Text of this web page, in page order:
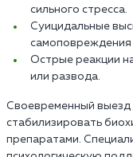
сильного стресса.
Суицидальные
самоповреждения
Острые реакции
или развода.
Своевременный выезд
стабилизировать
препаратами.